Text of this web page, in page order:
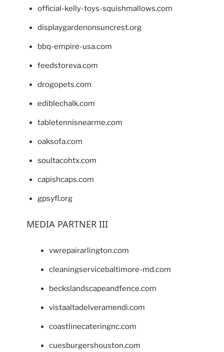
official-kelly-toys-squishmallows.com
displaygardenonsuncrest.org
bbq-empire-usa.com
feedstoreva.com
drogopets.com
ediblechalk.com
tabletennisnearme.com
oaksofa.com
soultacohtx.com
capishcaps.com
gpsyfl.org
MEDIA PARTNER III
vwrepairarlington.com
cleaningservicebaltimore-md.com
beckslandscapeandfence.com
vistaaltadelveramendi.com
coastlinecateringnc.com
cuesburgershouston.com